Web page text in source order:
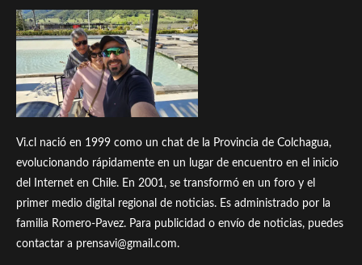
Vi.cl nació en 1999 como un chat de la Provincia de Colchagua,
evolucionando rápidamente en un lugar de encuentro en el inicio
del Internet en Chile. En 2001, se transformó en un foro y el
primer medio digital regional de noticias. Es administrado por la
familia Romero-Pavez. Para publicidad o envío de noticias, puedes
contactar a prensavi@gmail.com.